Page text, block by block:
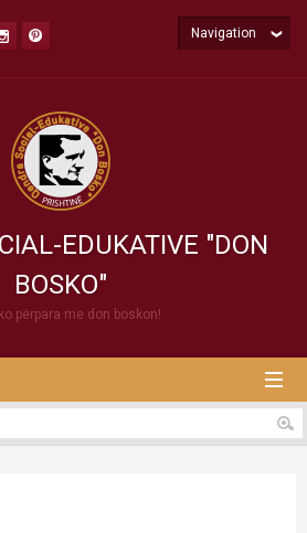
EDUKATIVE "DON
BOSKO"
përpara me don boskon!
Navigation